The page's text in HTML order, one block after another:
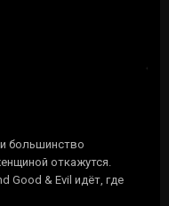
большинство
откажутся.
Good & Evil идёт, где